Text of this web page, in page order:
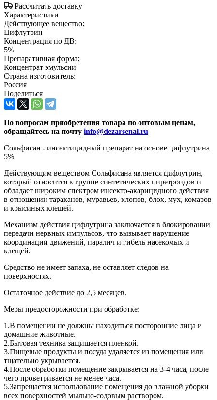
Рассчитать доставку
Характеристики
Действующее вещество:
Цифлутрин
Концентрация по ДВ:
5%
Препаративная форма:
Концентрат эмульсии
Страна изготовитель:
Россия
Поделиться
По вопросам приобретения товара по оптовым ценам,
обращайтесь на почту info@dezarsenal.ru
Сольфисан - инсектицидный препарат на основе цифлутрина
5%.
Действующим веществом Сольфисана является цифлутрин,
который относится к группе синтетических пиретроидов и
обладает широким спектром инсекто-акарицидного действия
в отношении тараканов, муравьев, клопов, блох, мух, комаров
и крысиных клещей.
Механизм действия цифлутрина заключается в блокировании
передачи нервных импульсов, что вызывает нарушение
координации движений, паралич и гибель насекомых и
клещей.
Средство не имеет запаха, не оставляет следов на
поверхностях.
Остаточное действие до 2,5 месяцев.
Меры предосторожности при обработке:
1.В помещении не должны находиться посторонние лица и
домашние животные.
2.Бытовая техника защищается пленкой.
3.Пищевые продукты и посуда удаляется из помещения или
тщательно укрывается.
4.После обработки помещение закрывается на 3-4 часа, после
чего проветривается не менее часа.
5.Запрещается использование помещения до влажной уборки
всех поверхностей мыльно-содовым раствором.